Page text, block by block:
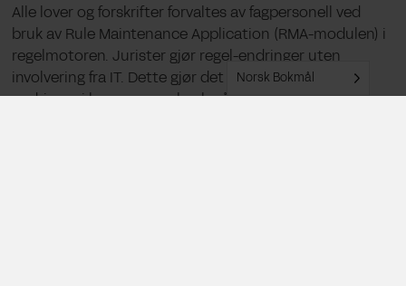
Alle lover og forskrifter forvaltes av fagpersonell ved
bruk av Rule Maintenance Application (RMA-modulen) i
regelmotoren. Jurister gjør regel-endringer uten
involvering fra IT. Dette gjør det raskt å implementer
endringer i lover og regelverk når disse kommer fra
Norsk Bokmål